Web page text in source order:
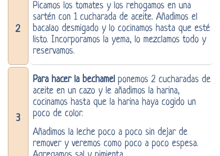
2
Picamos los tomates y los rehogamos en una
sartén con 1 cucharada de aceite. Añadimos el
bacalao desmigado y lo cocinamos hasta que esté
listo. Incorporamos la yema, lo mezclamos todo y
reservamos.
3
Para hacer la bechamelponemos 2 cucharadas de
aceite en un cazo y le añadimos la harina,
cocinamos hasta que la harina haya cogido un
poco de color.
Añadimos la leche poco a poco sin dejar de
remover y veremos como poco a poco espesa.